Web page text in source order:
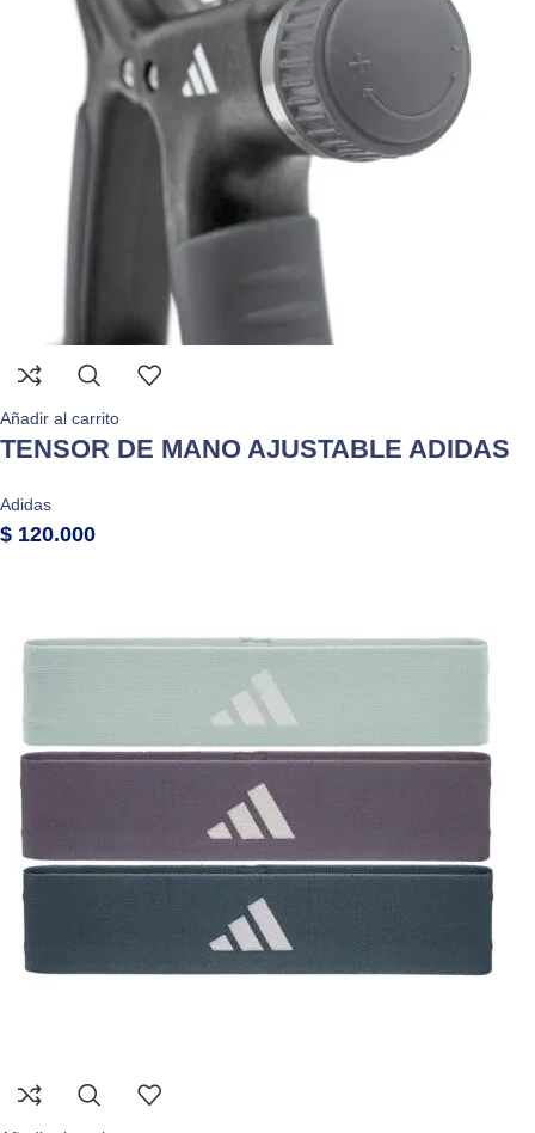
Añadir al carrito
TENSOR DE MANO AJUSTABLE ADIDAS
Adidas
$ 120.000